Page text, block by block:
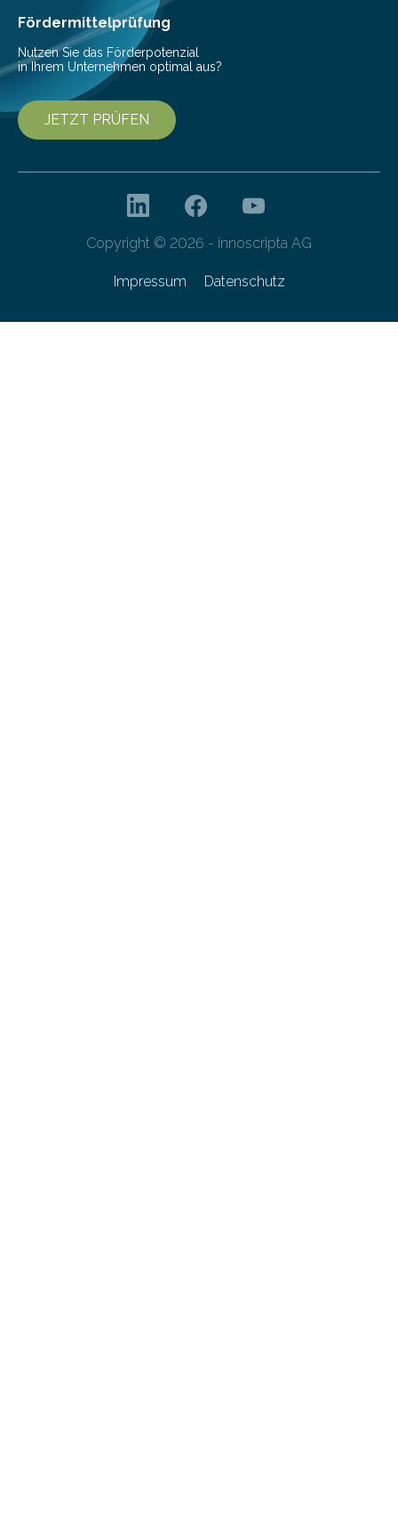
Fördermittelprüfung
Nutzen Sie das Förderpotenzial
in Ihrem Unternehmen optimal aus?
JETZT PRÜFEN
Copyright © 2026 - innoscripta AG
Impressum Datenschutz